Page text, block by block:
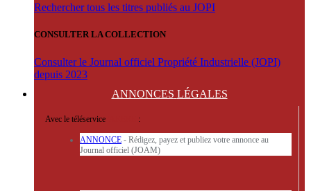
Rechercher tous les titres publiés au JOPI
CONSULTER LA COLLECTION
Consulter le Journal officiel Propriété Industrielle (JOPI)
depuis 2023
ANNONCES LÉGALES
Avec le téléservice :
ANNONCE - Rédigez, payez et publiez votre annonce au
Journal officiel (JOAM)